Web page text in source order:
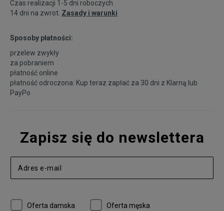
Czas realizacji 1-5 dni roboczych.
14 dni na zwrot. Zasady i warunki
Sposoby płatności:
przelew zwykły
za pobraniem
płatność online
płatność odroczona: Kup teraz zapłać za 30 dni z Klarną lub
PayPo
Zapisz się do newslettera
Oferta damska Oferta męska